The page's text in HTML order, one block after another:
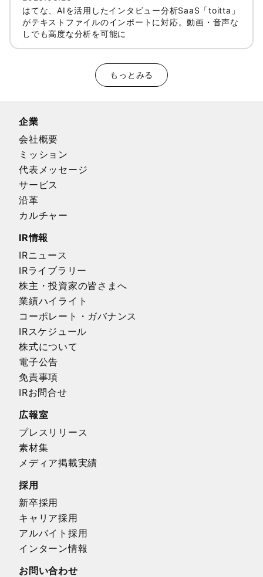
はてな、AIを活用したインタビュー分析SaaS「toitta」
がテキストファイルのインポートに対応。動画・音声な
しでも高度な分析を可能に
もっとみる
企業
会社概要
ミッション
代表メッセージ
サービス
沿革
カルチャー
IR情報
IRニュース
IRライブラリー
株主・投資家の皆さまへ
業績ハイライト
コーポレート・ガバナンス
IRスケジュール
株式について
電子公告
免責事項
IRお問合せ
広報室
プレスリリース
素材集
メディア掲載実績
採用
新卒採用
キャリア採用
アルバイト採用
インターン情報
お問い合わせ